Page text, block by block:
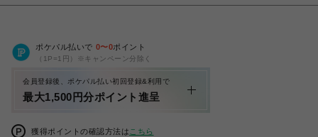
ポケパル払いで 0〜0ポイント
（1P=1円）※キャンペーン分除く
会員登録後、ポケパル払い初回登録&利用で
最大1,500円分ポイント進呈
獲得ポイントの確認方法は こちら